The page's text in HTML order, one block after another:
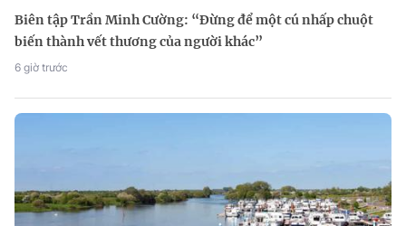
Biên tập Trần Minh Cường: “Đừng để một cú nhấp chuột
biến thành vết thương của người khác”
6 giờ trước